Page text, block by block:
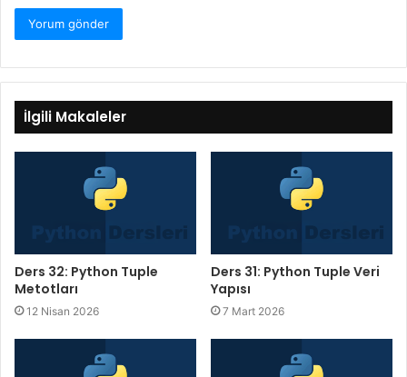
İlgili Makaleler
Ders 32: Python Tuple
Metotları
12 Nisan 2026
Ders 31: Python Tuple Veri
Yapısı
7 Mart 2026